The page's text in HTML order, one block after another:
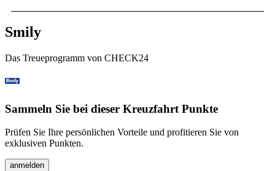
Smily
Das Treueprogramm von CHECK24
Sammeln Sie bei dieser Kreuzfahrt Punkte
Prüfen Sie Ihre persönlichen Vorteile und profitieren Sie von
exklusiven Punkten.
anmelden